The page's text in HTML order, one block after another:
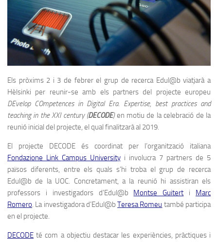
Els pròxims 2 i 3 de febrer el grup de recerca Edul@b viatjarà a
Hèlsinki per reunir-se amb els partners del projecte europeu
DEvelop COmpetences in Digital Era. Expertise, best practices and
teaching in the XXI century (DECODE)en motiu de la celebració de la
reunió inicial del projecte, el qual finalitzarà al 2019.
El projecte DECODE és coordinat per l’organització italiana
Fondazione Link Campus University i involucra 7 partners de 5
països diferents, entre els quals s’hi troba el grup de recerca
Edul@b de la UOC. Concretament, a la reunió hi assistiran els
professors i investigadors d’Edul@b Montse Guitert i Marc
Romero. La investigadora d’Edul@bTeresa Romeu també participa
en el projecte.
DECODE té com a objectiu destacar les experiències, pràctiques i